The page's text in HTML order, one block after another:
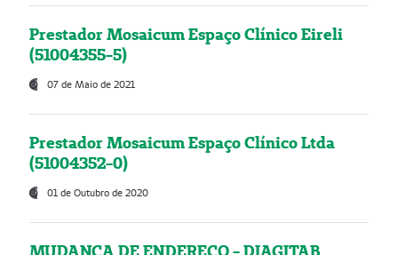
Prestador Mosaicum Espaço Clínico Eireli
(51004355-5)
07 de Maio de 2021
Prestador Mosaicum Espaço Clínico Ltda
(51004352-0)
01 de Outubro de 2020
MUDANÇA DE ENDEREÇO - DIAGITAB